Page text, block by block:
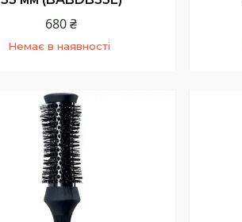
680 ₴
Немає в наявності
(68) 331-23-66
Київстар